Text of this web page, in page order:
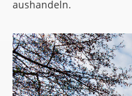
aushandeln.